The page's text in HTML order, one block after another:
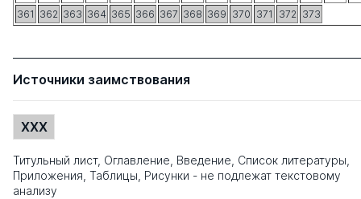
361 362 363 364 365 366 367 368 369 370 371 372 373
Источники заимствования
XXX
Титульный лист, Оглавление, Введение, Список литературы,
Приложения, Таблицы, Рисунки - не подлежат текстовому
анализу